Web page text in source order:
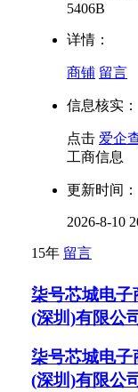
5406B
详情：
商铺 留言
信息核实：
点击 爱企
工商信息
更新时间：
2026-8-10
15年 留言
柒号芯城电子
(深圳)有限公
柒号芯城电子
(深圳)有限公